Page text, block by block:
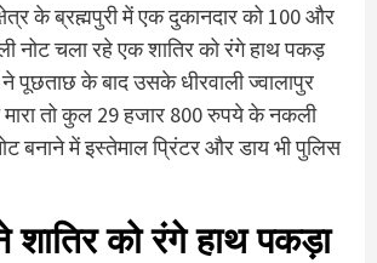
के ब्रह्मपुरी में एक दुकानदार को 100 और
नोट चला रहे एक शातिर को रंगे हाथ पकड़
पूछताछ के बाद उसके धीरवाली ज्वालापुर
मारा तो कुल 29 हजार 800 रुपये के नकली
बनाने में इस्तेमाल प्रिंटर और डाय भी पुलिस
शातिर को रंगे हाथ पकड़ा